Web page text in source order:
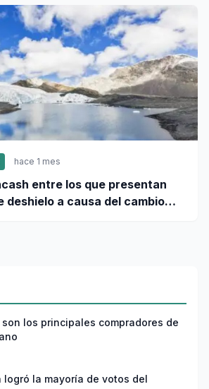
hace 1 mes
entre los que presentan
deshielo a causa del cambio
son los principales compradores de
logró la mayoría de votos del